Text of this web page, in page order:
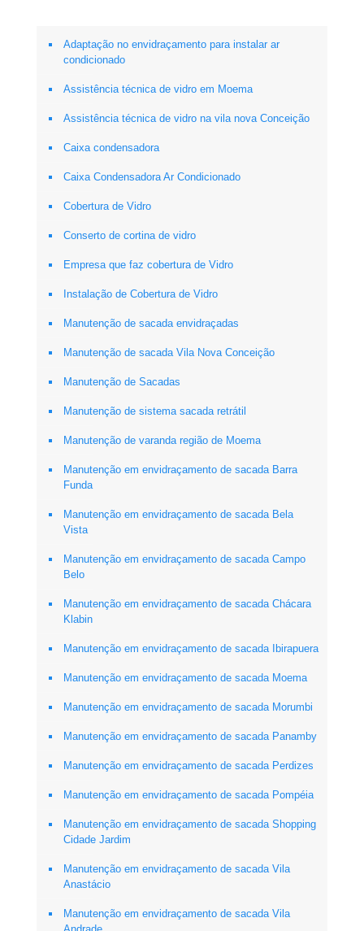
Adaptação no envidraçamento para instalar ar
condicionado
Assistência técnica de vidro em Moema
Assistência técnica de vidro na vila nova Conceição
Caixa condensadora
Caixa Condensadora Ar Condicionado
Cobertura de Vidro
Conserto de cortina de vidro
Empresa que faz cobertura de Vidro
Instalação de Cobertura de Vidro
Manutenção de sacada envidraçadas
Manutenção de sacada Vila Nova Conceição
Manutenção de Sacadas
Manutenção de sistema sacada retrátil
Manutenção de varanda região de Moema
Manutenção em envidraçamento de sacada Barra
Funda
Manutenção em envidraçamento de sacada Bela
Vista
Manutenção em envidraçamento de sacada Campo
Belo
Manutenção em envidraçamento de sacada Chácara
Klabin
Manutenção em envidraçamento de sacada Ibirapuera
Manutenção em envidraçamento de sacada Moema
Manutenção em envidraçamento de sacada Morumbi
Manutenção em envidraçamento de sacada Panamby
Manutenção em envidraçamento de sacada Perdizes
Manutenção em envidraçamento de sacada Pompéia
Manutenção em envidraçamento de sacada Shopping
Cidade Jardim
Manutenção em envidraçamento de sacada Vila
Anastácio
Manutenção em envidraçamento de sacada Vila